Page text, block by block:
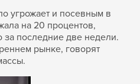
угрожает и посевным в
на 20 процентов,
за последние две недели.
рынке, говорят